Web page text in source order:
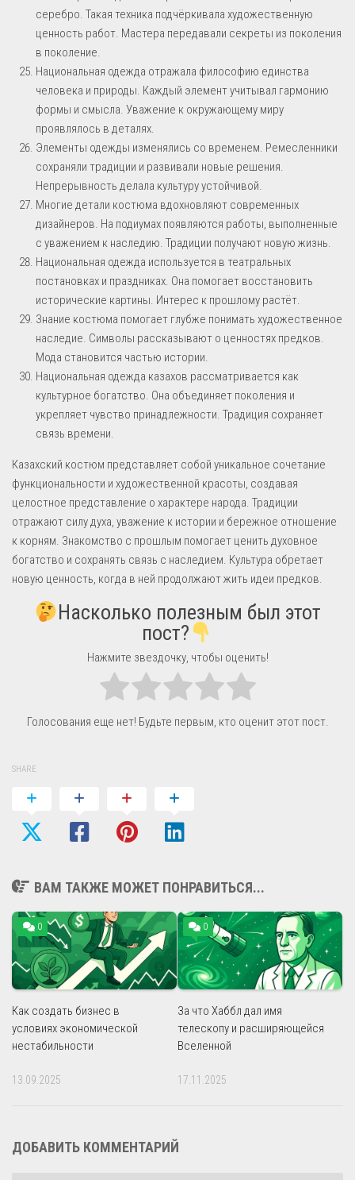
серебро. Такая техника подчёркивала художественную
ценность работ. Мастера передавали секреты из поколения
в поколение.
Национальная одежда отражала философию единства
человека и природы. Каждый элемент учитывал гармонию
формы и смысла. Уважение к окружающему миру
проявлялось в деталях.
Элементы одежды изменялись со временем. Ремесленники
сохраняли традиции и развивали новые решения.
Непрерывность делала культуру устойчивой.
Многие детали костюма вдохновляют современных
дизайнеров. На подиумах появляются работы, выполненные
с уважением к наследию. Традиции получают новую жизнь.
Национальная одежда используется в театральных
постановках и праздниках. Она помогает восстановить
исторические картины. Интерес к прошлому растёт.
Знание костюма помогает глубже понимать художественное
наследие. Символы рассказывают о ценностях предков.
Мода становится частью истории.
Национальная одежда казахов рассматривается как
культурное богатство. Она объединяет поколения и
укрепляет чувство принадлежности. Традиция сохраняет
связь времени.
Казахский костюм представляет собой уникальное сочетание
функциональности и художественной красоты, создавая
целостное представление о характере народа. Традиции
отражают силу духа, уважение к истории и бережное отношение
к корням. Знакомство с прошлым помогает ценить духовное
богатство и сохранять связь с наследием. Культура обретает
новую ценность, когда в ней продолжают жить идеи предков.
Насколько полезным был этот
пост?
Нажмите звездочку, чтобы оценить!
Голосования еще нет! Будьте первым, кто оценит этот пост.
SHARE
ВАМ ТАКЖЕ МОЖЕТ ПОНРАВИТЬСЯ...
0
Как создать бизнес в
условиях экономической
нестабильности
13.09.2025
0
За что Хаббл дал имя
телескопу и расширяющейся
Вселенной
17.11.2025
ДОБАВИТЬ КОММЕНТАРИЙ